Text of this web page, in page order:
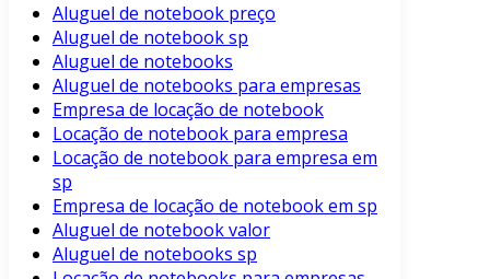
Aluguel de notebook preço
Aluguel de notebook sp
Aluguel de notebooks
Aluguel de notebooks para empresas
Empresa de locação de notebook
Locação de notebook para empresa
Locação de notebook para empresa em
sp
Empresa de locação de notebook em sp
Aluguel de notebook valor
Aluguel de notebooks sp